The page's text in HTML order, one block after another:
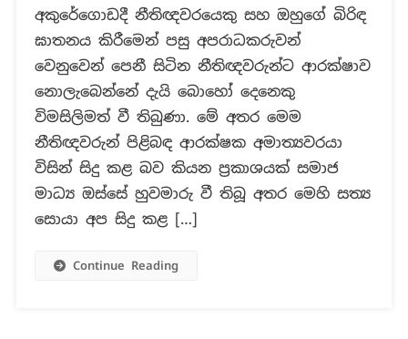
සිටින
නීතිඥයින්ගේ
ජීවිත
පිළිබඳ
සහතික
විය
නොහැකි
බවට
ආරක්ෂක
අමාත්‍යගෙන්
ප්‍රකාශයක්?
අකුරේගොඩදී නීතිඥවරයෙකු සහ ඔහුගේ බිරිඳ
ඝාතනය කිරීමෙන් පසු අපරාධකරුවන්
වෙනුවෙන් පෙනී සිටින නීතිඥවරුන්ට ආරක්ෂාව
නොලැබෙන්නේ දැයි බොහෝ දෙනෙකු
විමසිලිමත් වී තිබුණා. මේ අතර මෙම
නීතිඥවරුන් පිළිබඳ ආරක්ෂක අමාත්‍යවරයා
විසින් සිදු කළ බව කියන ප්‍රකාශයක් සමාජ
මාධ්‍ය ඔස්සේ හුවමාරු වී තිබූ අතර මෙහි සත්‍ය
සොයා අප සිදු කළ […]
Continue Reading